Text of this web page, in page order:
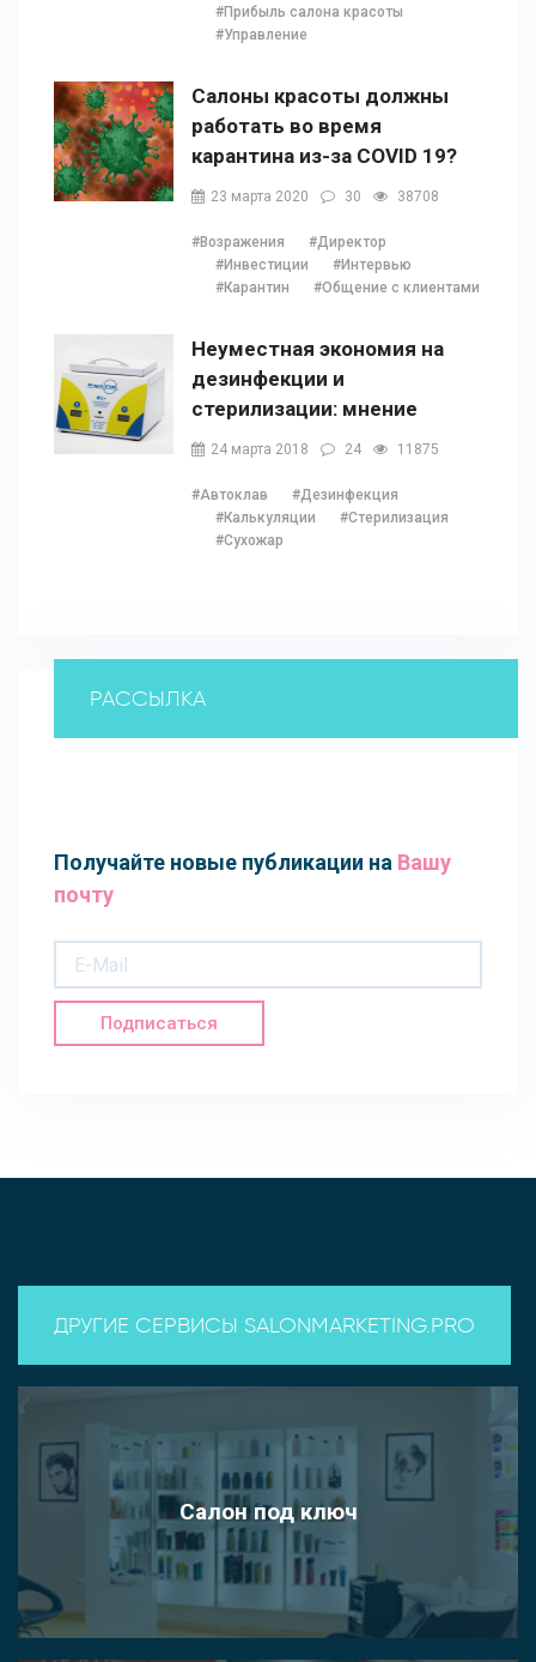
#Прибыль салона красоты
#Управление
Салоны красоты должны
работать во время
карантина из-за COVID 19?
23 марта 2020 30 38708
#Возражения
#Директор
#Инвестиции
#Интервью
#Карантин
#Общение с клиентами
Неуместная экономия на
дезинфекции и
стерилизации: мнение
Наталии Ушецкой
24 марта 2018 24 11875
#Автоклав
#Дезинфекция
#Калькуляции
#Стерилизация
#Сухожар
РАССЫЛКА
Получайте новые публикации на Вашу
почту
Подписаться
ДРУГИЕ СЕРВИСЫ SALONMARKETING.PRO
Салон под ключ